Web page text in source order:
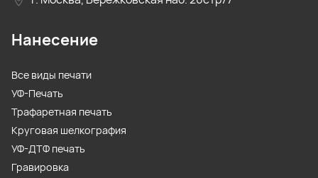
Нанесение
Все виды печати
УФ-Печать
Трафаретная печать
Круговая шелкография
УФ-ДТФ печать
Гравировка